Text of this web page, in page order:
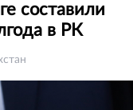
составили
в РК